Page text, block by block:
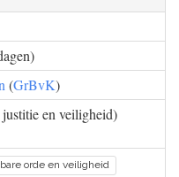
(GrBvK)
en veiligheid)
orde en veiligheid